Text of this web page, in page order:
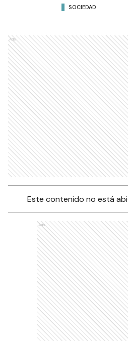
SOCIEDAD
Ads
Este contenido no está
Ads